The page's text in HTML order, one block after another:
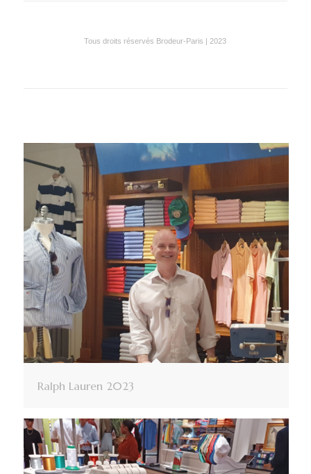
Tous droits réservés Brodeur-Paris | 2023
Ralph Lauren 2023